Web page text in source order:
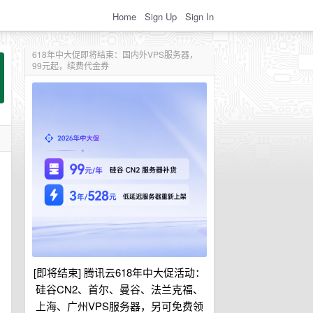
Home Sign Up Sign In
618年中大促即将结束：国内外VPS服务器，
99元起，续费代金券
[即将结束] 腾讯云618年中大促活动：
硅谷CN2、首尔、曼谷、法兰克福、
上海、广州VPS服务器，另可免费领